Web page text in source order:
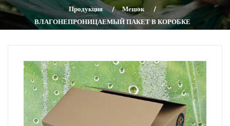
Продукция
Мешок
ВЛАГОНЕПРОНИЦАЕМЫЙ ПАКЕТ В КОРОБКЕ